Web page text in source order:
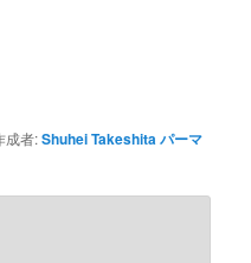
成者:Shuhei Takeshitaパーマ